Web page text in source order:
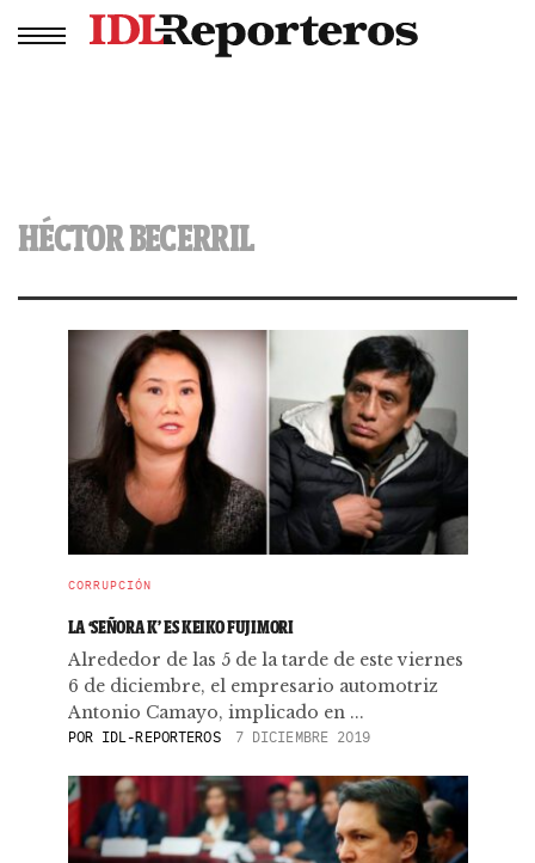
HÉCTOR BECERRIL
CORRUPCIÓN
LA ‘SEÑORA K’ ES KEIKO FUJIMORI
Alrededor de las 5 de la tarde de este viernes
6 de diciembre, el empresario automotriz
Antonio Camayo, implicado en ...
POR IDL-REPORTEROS 7 DICIEMBRE 2019